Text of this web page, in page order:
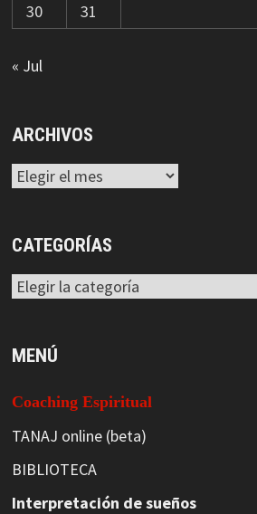
30
31
« Jul
ARCHIVOS
Archivos
CATEGORÍAS
Categorías
MENÚ
Coaching Espiritual
TANAJ online (beta)
BIBLIOTECA
Interpretación de sueños